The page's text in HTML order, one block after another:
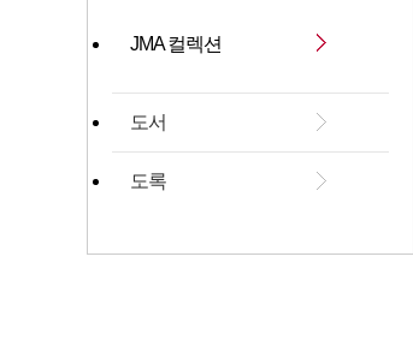
JMA 컬렉션
도서
도록